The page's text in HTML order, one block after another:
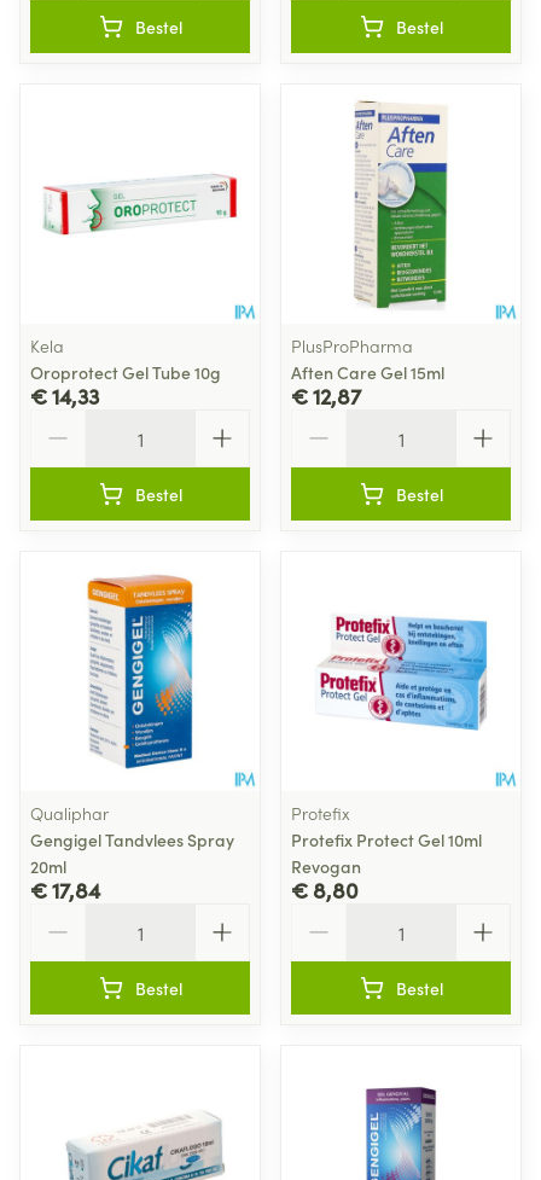
Bestel Bestel
Kela
Oroprotect Gel Tube 10g
€ 14,33
Bestel
PlusProPharma
Aften Care Gel 15ml
€ 12,87
Bestel
Qualiphar
Gengigel Tandvlees Spray
20ml
€ 17,84
Bestel
Protefix
Protefix Protect Gel 10ml
Revogan
€ 8,80
Bestel